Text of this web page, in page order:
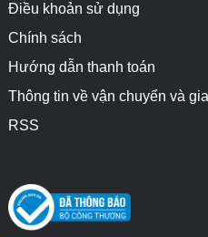
Điều khoản sử dụng
Chính sách
Hướng dẫn thanh toán
Thông tin về vận chuyển và
RSS